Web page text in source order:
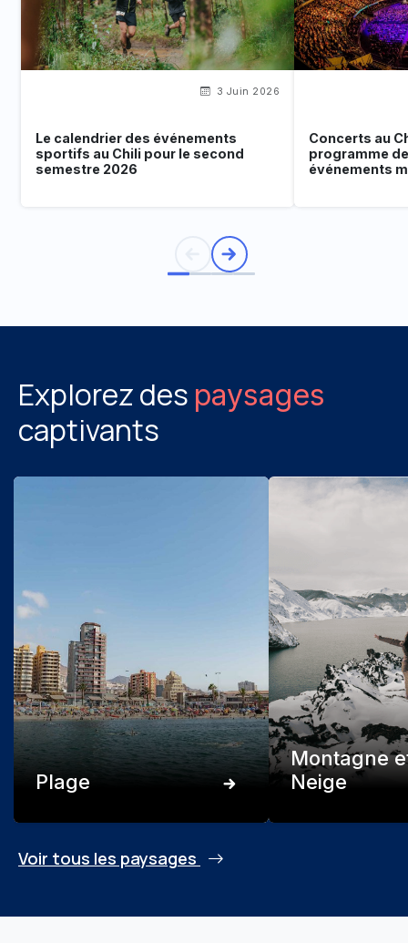
3 Juin 2026
Le calendrier des événements
sportifs au Chili pour le second
semestre 2026
Concerts au
programme
événements
Explorez des paysages
captivants
Plage
Montagne
Neige
Voir tous les paysages